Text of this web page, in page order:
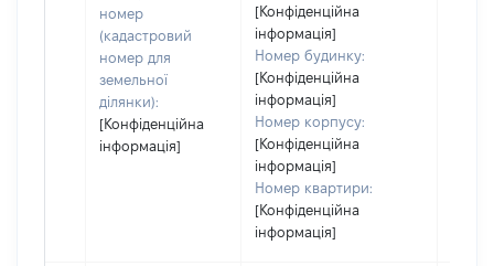
номер
(кадастровий
номер для
земельної
ділянки):
[Конфіденційна
інформація]
[Конфіденційна
інформація]
Номер будинку:
[Конфіденційна
інформація]
Номер корпусу:
[Конфіденційна
інформація]
Номер квартири:
[Конфіденційна
інформація]